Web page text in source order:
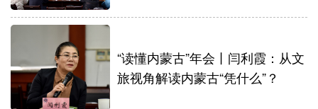
“读懂内蒙古”年会丨闫利霞：从文
旅视角解读内蒙古“凭什么”？